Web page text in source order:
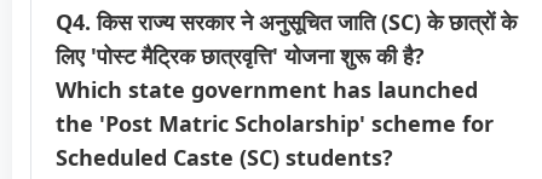
Q4. किस राज्य सरकार ने अनुसूचित जाति (SC) के छात्रों के
लिए 'पोस्ट मैट्रिक छात्रवृत्ति' योजना शुरू की है?
Which state government has launched
the 'Post Matric Scholarship' scheme for
Scheduled Caste (SC) students?